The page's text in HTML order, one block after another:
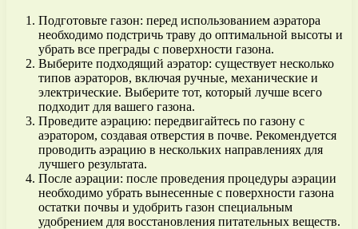
Подготовьте газон: перед использованием аэратора
необходимо подстричь траву до оптимальной высоты и
убрать все преграды с поверхности газона.
Выберите подходящий аэратор: существует несколько
типов аэраторов, включая ручные, механические и
электрические. Выберите тот, который лучше всего
подходит для вашего газона.
Проведите аэрацию: передвигайтесь по газону с
аэратором, создавая отверстия в почве. Рекомендуется
проводить аэрацию в нескольких направлениях для
лучшего результата.
После аэрации: после проведения процедуры аэрации
необходимо убрать вынесенные с поверхности газона
остатки почвы и удобрить газон специальным
удобрением для восстановления питательных веществ.